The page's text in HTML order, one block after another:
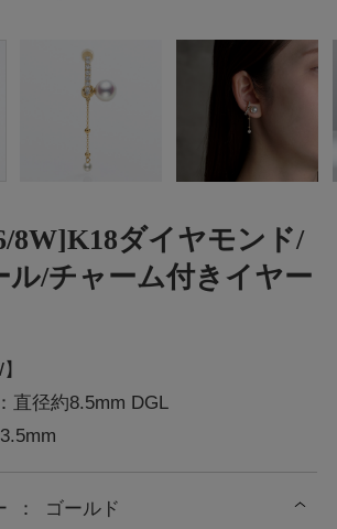
8W]K18ダイヤモンド/
ル/チャーム付きイヤー
直径約8.5mm DGL
： ゴールド